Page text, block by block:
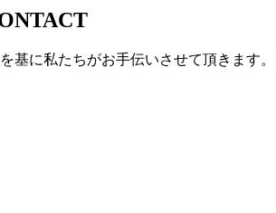
基に私たちがお手伝いさせて頂きます